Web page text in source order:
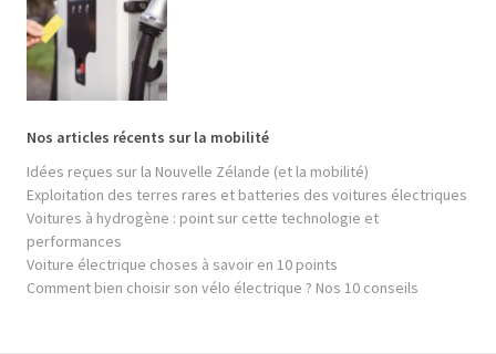
Nos articles récents sur la mobilité
Idées reçues sur la Nouvelle Zélande (et la mobilité)
Exploitation des terres rares et batteries des voitures électriques
Voitures à hydrogène : point sur cette technologie et
performances
Voiture électrique choses à savoir en 10 points
Comment bien choisir son vélo électrique ? Nos 10 conseils